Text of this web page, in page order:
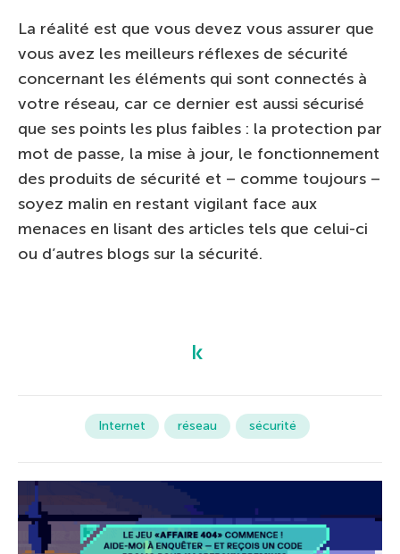
La réalité est que vous devez vous assurer que
vous avez les meilleurs réflexes de sécurité
concernant les éléments qui sont connectés à
votre réseau, car ce dernier est aussi sécurisé
que ses points les plus faibles : la protection par
mot de passe, la mise à jour, le fonctionnement
des produits de sécurité et – comme toujours –
soyez malin en restant vigilant face aux
menaces en lisant des articles tels que celui-ci
ou d’autres blogs sur la sécurité.
Internet réseau sécurité